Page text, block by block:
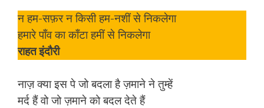
न हम-सफ़र न किसी हम-नशीं से निकलेगा
हमारे पाँव का काँटा हमीं से निकलेगा
राहत इंदौरी
नाज़ क्या इस पे जो बदला है ज़माने ने तुम्हें
मर्द हैं वो जो ज़माने को बदल देते हैं